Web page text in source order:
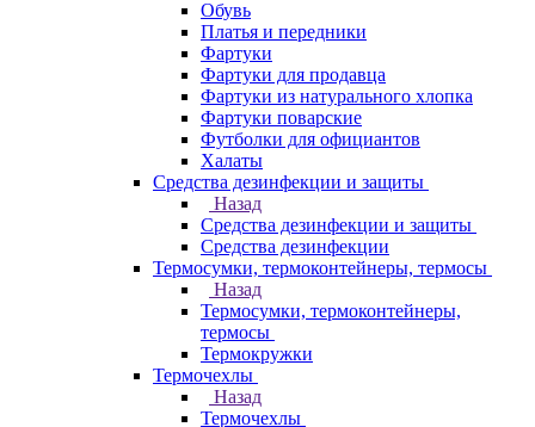
Обувь
Платья и передники
Фартуки
Фартуки для продавца
Фартуки из натурального хлопка
Фартуки поварские
Футболки для официантов
Халаты
Средства дезинфекции и защиты
Назад
Средства дезинфекции и защиты
Средства дезинфекции
Термосумки, термоконтейнеры, термосы
Назад
Термосумки, термоконтейнеры,
термосы
Термокружки
Термочехлы
Назад
Термочехлы